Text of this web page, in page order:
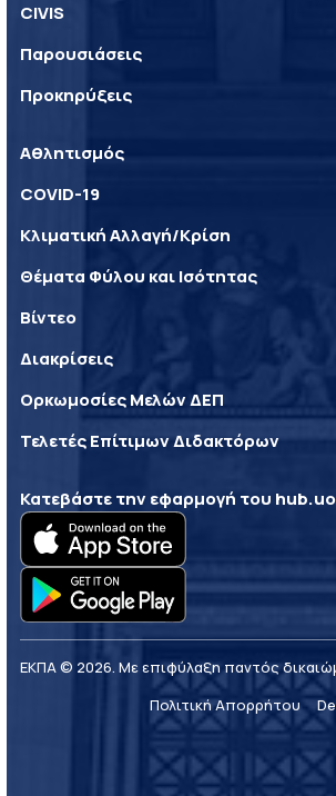
CIVIS
Παρουσιάσεις
Προκηρύξεις
Αθλητισμός
COVID-19
Κλιματική Αλλαγή/Κρίση
Θέματα Φύλου και Ισότητας
Βίντεο
Διακρίσεις
Ορκωμοσίες Μελών ΔΕΠ
Τελετές Επίτιμων Διδακτόρων
Κατεβάστε την εφαρμογή του
ΕΚΠΑ © 2026. Με επιφύλαξη παντός
Πολιτική Απορρήτου